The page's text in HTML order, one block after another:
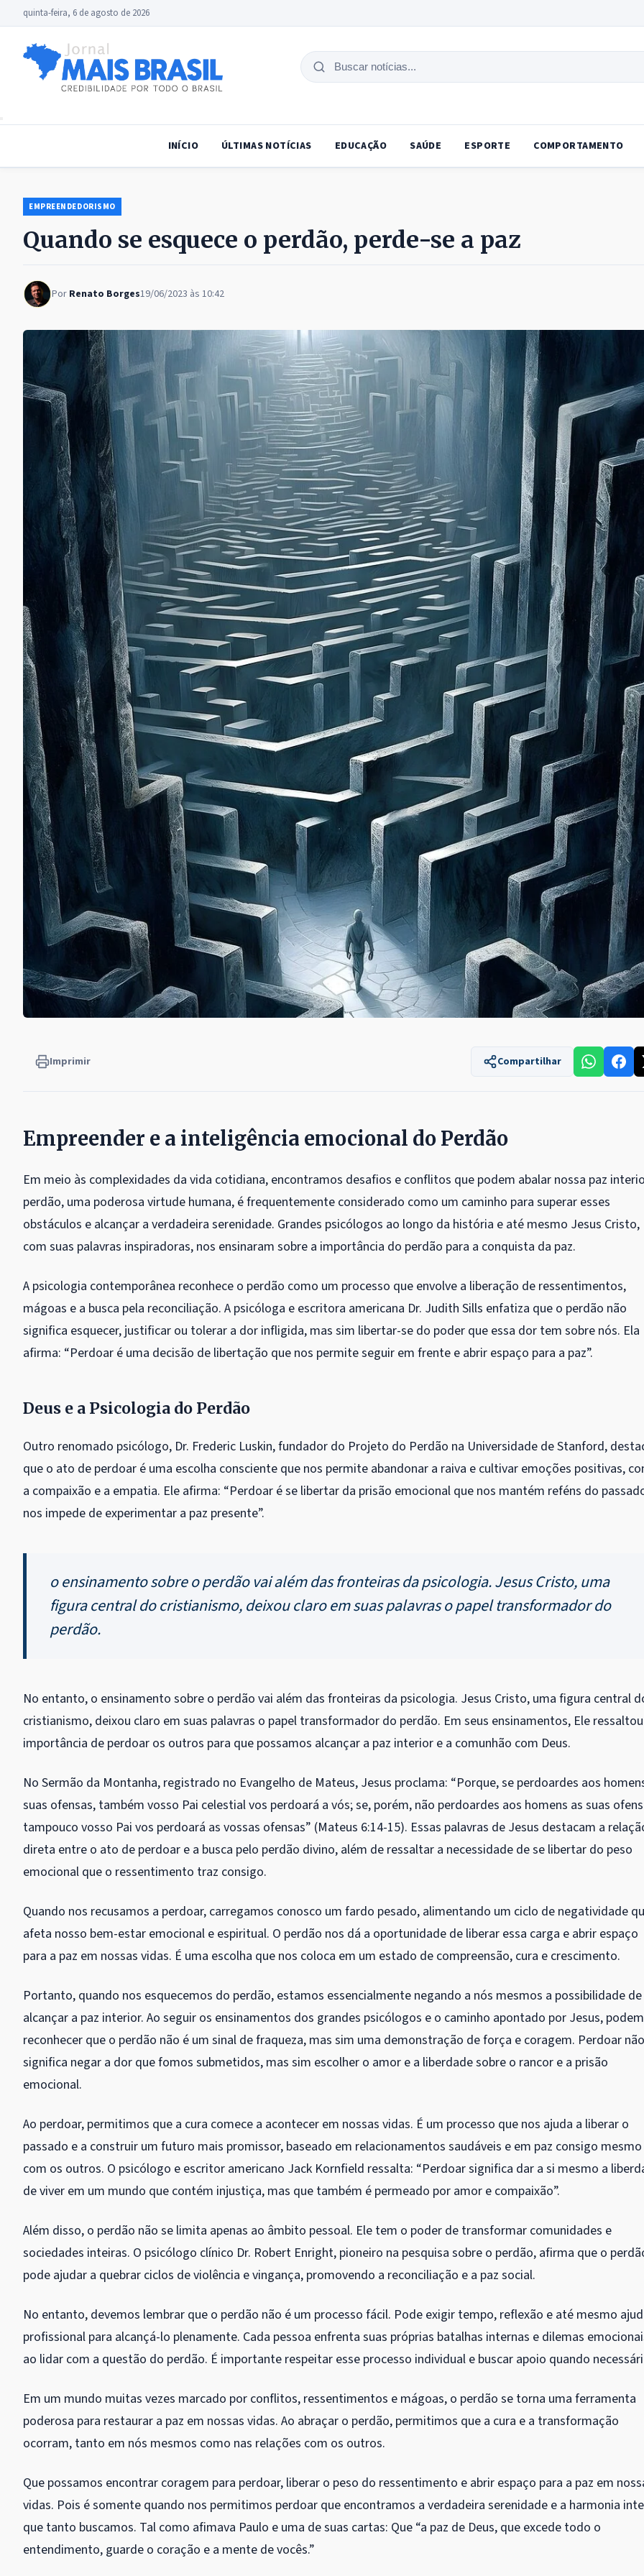
quinta-feira, 6 de agosto de 2026
Buscar
INÍCIO ÚLTIMAS NOTÍCIAS EDUCAÇÃO SAÚDE ESPORTE COMPORTAMENTO
EMPREENDEDORISMO
Quando se esquece o perdão, perde-se a paz
Por Renato Borges19/06/2023 às 10:42
Imprimir Compartilhar
Empreender e a inteligência emocional do Perdão
Em meio às complexidades da vida cotidiana, encontramos desafios e conflitos que podem abalar nossa paz
perdão, uma poderosa virtude humana, é frequentemente considerado como um caminho para superar esses
obstáculos e alcançar a verdadeira serenidade. Grandes psicólogos ao longo da história e até mesmo Jesus Cristo,
com suas palavras inspiradoras, nos ensinaram sobre a importância do perdão para a conquista da paz.
A psicologia contemporânea reconhece o perdão como um processo que envolve a liberação de ressentimentos,
mágoas e a busca pela reconciliação. A psicóloga e escritora americana Dr. Judith Sills enfatiza que o perdão não
significa esquecer, justificar ou tolerar a dor infligida, mas sim libertar-se do poder que essa dor tem sobre nós. Ela
afirma: “Perdoar é uma decisão de libertação que nos permite seguir em frente e abrir espaço para a paz”.
Deus e a Psicologia do Perdão
Outro renomado psicólogo, Dr. Frederic Luskin, fundador do Projeto do Perdão na Universidade de Stanford,
que o ato de perdoar é uma escolha consciente que nos permite abandonar a raiva e cultivar emoções positivas,
a compaixão e a empatia. Ele afirma: “Perdoar é se libertar da prisão emocional que nos mantém reféns do
nos impede de experimentar a paz presente”.
o ensinamento sobre o perdão vai além das fronteiras da psicologia. Jesus Cristo, uma
figura central do cristianismo, deixou claro em suas palavras o papel transformador do
perdão.
No entanto, o ensinamento sobre o perdão vai além das fronteiras da psicologia. Jesus Cristo, uma figura central
cristianismo, deixou claro em suas palavras o papel transformador do perdão. Em seus ensinamentos, Ele
importância de perdoar os outros para que possamos alcançar a paz interior e a comunhão com Deus.
No Sermão da Montanha, registrado no Evangelho de Mateus, Jesus proclama: “Porque, se perdoardes aos
suas ofensas, também vosso Pai celestial vos perdoará a vós; se, porém, não perdoardes aos homens as suas
tampouco vosso Pai vos perdoará as vossas ofensas” (Mateus 6:14-15). Essas palavras de Jesus destacam a
direta entre o ato de perdoar e a busca pelo perdão divino, além de ressaltar a necessidade de se libertar do peso
emocional que o ressentimento traz consigo.
Quando nos recusamos a perdoar, carregamos conosco um fardo pesado, alimentando um ciclo de negatividade
afeta nosso bem-estar emocional e espiritual. O perdão nos dá a oportunidade de liberar essa carga e abrir espaço
para a paz em nossas vidas. É uma escolha que nos coloca em um estado de compreensão, cura e crescimento.
Portanto, quando nos esquecemos do perdão, estamos essencialmente negando a nós mesmos a possibilidade de
alcançar a paz interior. Ao seguir os ensinamentos dos grandes psicólogos e o caminho apontado por Jesus,
reconhecer que o perdão não é um sinal de fraqueza, mas sim uma demonstração de força e coragem. Perdoar não
significa negar a dor que fomos submetidos, mas sim escolher o amor e a liberdade sobre o rancor e a prisão
emocional.
Ao perdoar, permitimos que a cura comece a acontecer em nossas vidas. É um processo que nos ajuda a liberar o
passado e a construir um futuro mais promissor, baseado em relacionamentos saudáveis e em paz consigo
com os outros. O psicólogo e escritor americano Jack Kornfield ressalta: “Perdoar significa dar a si mesmo a
de viver em um mundo que contém injustiça, mas que também é permeado por amor e compaixão”.
Além disso, o perdão não se limita apenas ao âmbito pessoal. Ele tem o poder de transformar comunidades e
sociedades inteiras. O psicólogo clínico Dr. Robert Enright, pioneiro na pesquisa sobre o perdão, afirma que o
pode ajudar a quebrar ciclos de violência e vingança, promovendo a reconciliação e a paz social.
No entanto, devemos lembrar que o perdão não é um processo fácil. Pode exigir tempo, reflexão e até mesmo
profissional para alcançá-lo plenamente. Cada pessoa enfrenta suas próprias batalhas internas e dilemas
ao lidar com a questão do perdão. É importante respeitar esse processo individual e buscar apoio quando
Em um mundo muitas vezes marcado por conflitos, ressentimentos e mágoas, o perdão se torna uma ferramenta
poderosa para restaurar a paz em nossas vidas. Ao abraçar o perdão, permitimos que a cura e a transformação
ocorram, tanto em nós mesmos como nas relações com os outros.
Que possamos encontrar coragem para perdoar, liberar o peso do ressentimento e abrir espaço para a paz em
vidas. Pois é somente quando nos permitimos perdoar que encontramos a verdadeira serenidade e a harmonia
que tanto buscamos. Tal como afimava Paulo e uma de suas cartas: Que “a paz de Deus, que excede todo o
entendimento, guarde o coração e a mente de vocês.”